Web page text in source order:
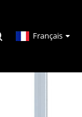
Français